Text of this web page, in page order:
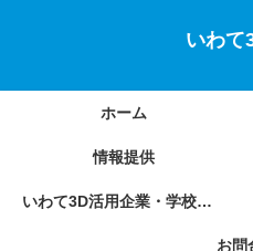
いわて
ホーム
情報提供
いわて3D活用企業・学校の紹介
お問